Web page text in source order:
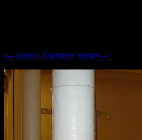
<-- Zurück Übersicht Weiter -->